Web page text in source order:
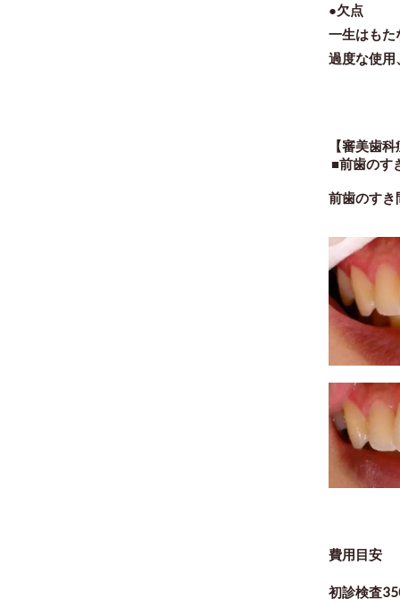
●欠点
一生はもた
過度な使用
【審美歯
■前歯のす
前歯のすき
費用目安
初診検査